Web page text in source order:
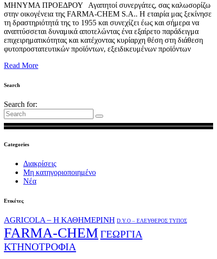
ΜΗΝΥΜΑ ΠΡΟΕΔΡΟΥ Αγαπητοί συνεργάτες, σας καλωσορίζω
στην οικογένεια της FARMA-CHEM S.A.. Η εταιρία μας ξεκίνησε
τη δραστηριότητά της το 1955 και συνεχίζει έως και σήμερα να
αναπτύσσεται δυναμικά αποτελώντας ένα εξαίρετο παράδειγμα
επιχειρηματικότητας και κατέχοντας κυρίαρχη θέση στη διάθεση
φυτοπροστατευτικών προϊόντων, εξειδικευμένων προϊόντων
Read More
Search
Search for:
Categories
Διακρίσεις
Μη κατηγοριοποιημένο
Νέα
Ετικέτες
AGRICOLA – Η ΚΑΘΗΜΕΡΙΝΗ D.Y.O – ΕΛΕΥΘΕΡΟΣ ΤΥΠΟΣ
FARMA-CHEM ΓΕΩΡΓΙΑ
ΚΤΗΝΟΤΡΟΦΙΑ